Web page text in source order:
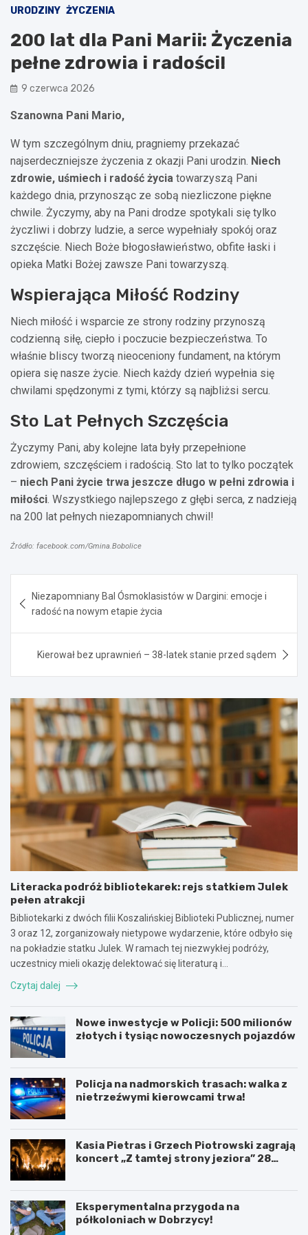
URODZINY ŻYCZENIA
200 lat dla Pani Marii: Życzenia
pełne zdrowia i radości!
9 czerwca 2026
Szanowna Pani Mario,
W tym szczególnym dniu, pragniemy przekazać
najserdeczniejsze życzenia z okazji Pani urodzin. Niech
zdrowie, uśmiech i radość życia towarzyszą Pani
każdego dnia, przynosząc ze sobą niezliczone piękne
chwile. Życzymy, aby na Pani drodze spotykali się tylko
życzliwi i dobrzy ludzie, a serce wypełniały spokój oraz
szczęście. Niech Boże błogosławieństwo, obfite łaski i
opieka Matki Bożej zawsze Pani towarzyszą.
Wspierająca Miłość Rodziny
Niech miłość i wsparcie ze strony rodziny przynoszą
codzienną siłę, ciepło i poczucie bezpieczeństwa. To
właśnie bliscy tworzą nieoceniony fundament, na którym
opiera się nasze życie. Niech każdy dzień wypełnia się
chwilami spędzonymi z tymi, którzy są najbliżsi sercu.
Sto Lat Pełnych Szczęścia
Życzymy Pani, aby kolejne lata były przepełnione
zdrowiem, szczęściem i radością. Sto lat to tylko początek
– niech Pani życie trwa jeszcze długo w pełni zdrowia i
miłości. Wszystkiego najlepszego z głębi serca, z nadzieją
na 200 lat pełnych niezapomnianych chwil!
Źródło: facebook.com/Gmina.Bobolice
wpisu
Niezapomniany Bal Ósmoklasistów w Dargini: emocje i
radość na nowym etapie życia
Kierował bez uprawnień – 38-latek stanie przed sądem
Literacka podróż bibliotekarek: rejs statkiem Julek
pełen atrakcji
Bibliotekarki z dwóch filii Koszalińskiej Biblioteki Publicznej, numer
3 oraz 12, zorganizowały nietypowe wydarzenie, które odbyło się
na pokładzie statku Julek. W ramach tej niezwykłej podróży,
uczestnicy mieli okazję delektować się literaturą i…
Czytaj dalej
Nowe inwestycje w Policji: 500 milionów
złotych i tysiąc nowoczesnych pojazdów
Policja na nadmorskich trasach: walka z
nietrzeźwymi kierowcami trwa!
Kasia Pietras i Grzech Piotrowski zagrają
koncert „Z tamtej strony jeziora” 28
Eksperymentalna przygoda na
półkoloniach w Dobrzycy!